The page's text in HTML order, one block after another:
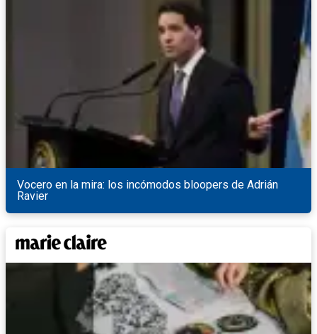
Vocero en la mira: los incómodos bloopers de Adrián
Ravier